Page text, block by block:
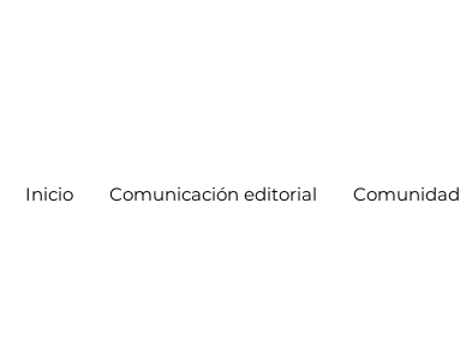
Inicio Comunicación editorial Comunidad